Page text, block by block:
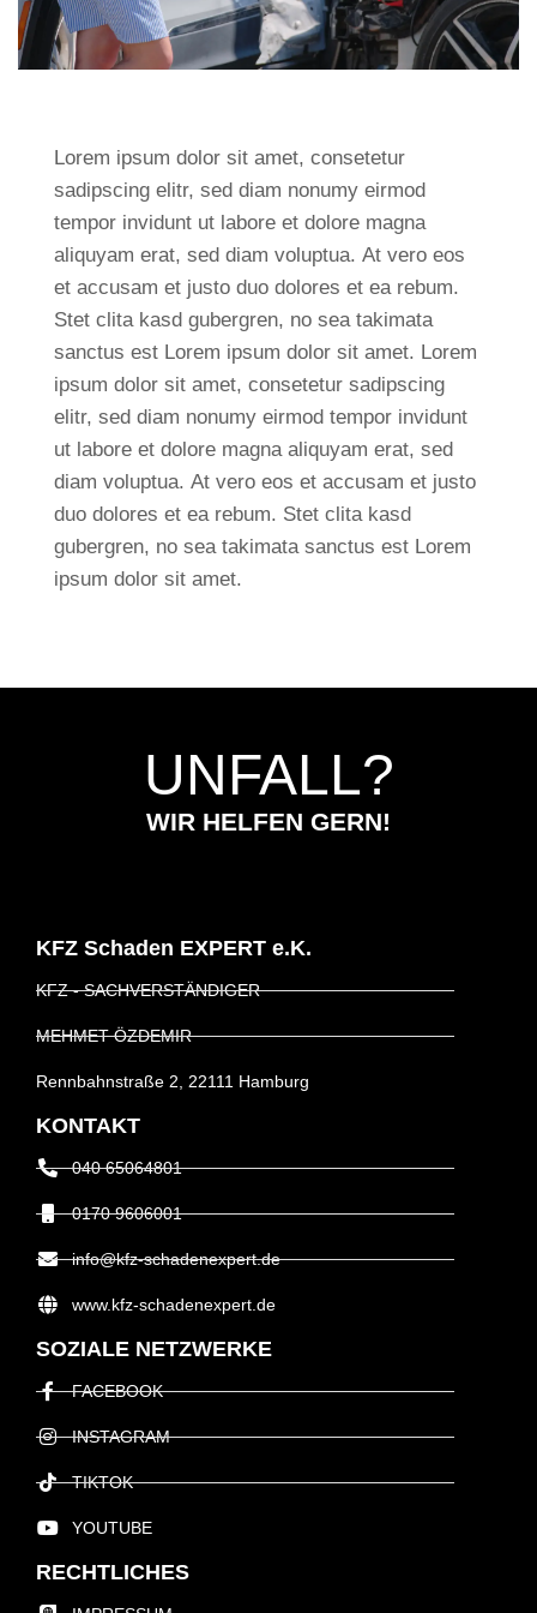
Lorem ipsum dolor sit amet, consetetur
sadipscing elitr, sed diam nonumy eirmod
tempor invidunt ut labore et dolore magna
aliquyam erat, sed diam voluptua. At vero eos
et accusam et justo duo dolores et ea rebum.
Stet clita kasd gubergren, no sea takimata
sanctus est Lorem ipsum dolor sit amet. Lorem
ipsum dolor sit amet, consetetur sadipscing
elitr, sed diam nonumy eirmod tempor invidunt
ut labore et dolore magna aliquyam erat, sed
diam voluptua. At vero eos et accusam et justo
duo dolores et ea rebum. Stet clita kasd
gubergren, no sea takimata sanctus est Lorem
ipsum dolor sit amet.
UNFALL?
WIR HELFEN GERN!
KFZ Schaden EXPERT e.K.
KFZ - SACHVERSTÄNDIGER
MEHMET ÖZDEMIR
Rennbahnstraße 2, 22111 Hamburg
KONTAKT
040 65064801
0170 9606001
info@kfz-schadenexpert.de
www.kfz-schadenexpert.de
SOZIALE NETZWERKE
FACEBOOK
INSTAGRAM
TIKTOK
YOUTUBE
RECHTLICHES